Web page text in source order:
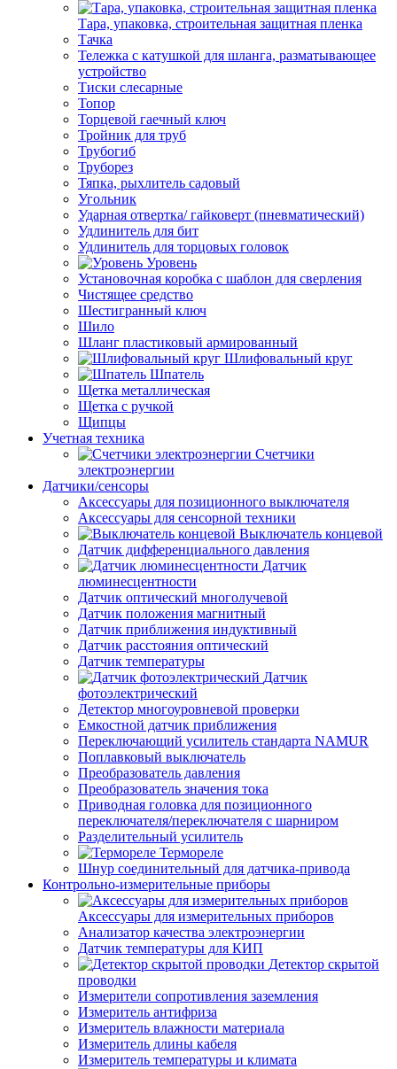
Тара, упаковка, строительная защитная пленка
Тачка
Тележка с катушкой для шланга, разматывающее
устройство
Тиски слесарные
Топор
Торцевой гаечный ключ
Тройник для труб
Трубогиб
Труборез
Тяпка, рыхлитель садовый
Угольник
Ударная отвертка/ гайковерт (пневматический)
Удлинитель для бит
Удлинитель для торцовых головок
Уровень
Установочная коробка с шаблон для сверления
Чистящее средство
Шестигранный ключ
Шило
Шланг пластиковый армированный
Шлифовальный круг
Шпатель
Щетка металлическая
Щетка с ручкой
Щипцы
Учетная техника
Счетчики
электроэнергии
Датчики/сенсоры
Аксессуары для позиционного выключателя
Аксессуары для сенсорной техники
Выключатель концевой
Датчик дифференциального давления
Датчик
люминесцентности
Датчик оптический многолучевой
Датчик положения магнитный
Датчик приближения индуктивный
Датчик расстояния оптический
Датчик температуры
Датчик
фотоэлектрический
Детектор многоуровневой проверки
Емкостной датчик приближения
Переключающий усилитель стандарта NAMUR
Поплавковый выключатель
Преобразователь давления
Преобразователь значения тока
Приводная головка для позиционного
переключателя/переключателя с шарниром
Разделительный усилитель
Термореле
Шнур соединительный для датчика-привода
Контрольно-измерительные приборы
Аксессуары для измерительных приборов
Анализатор качества электроэнергии
Датчик температуры для КИП
Детектор скрытой
проводки
Измерители сопротивления заземления
Измеритель антифриза
Измеритель влажности материала
Измеритель длины кабеля
Измеритель температуры и климата